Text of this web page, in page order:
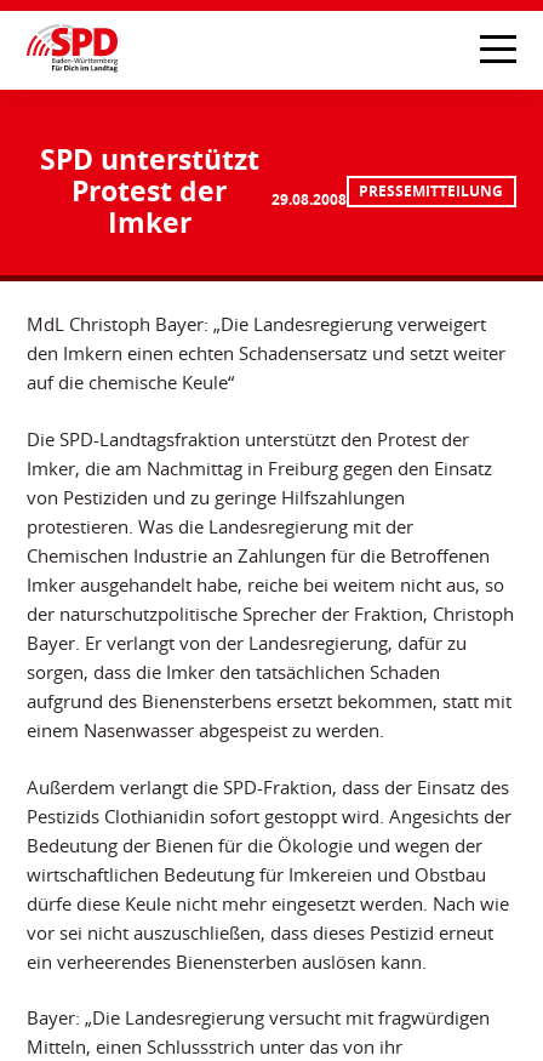
SPD unterstützt
Protest der
Imker
29.08.2008 PRESSEMITTEILUNG
MdL Christoph Bayer: „Die Landesregierung verweigert
den Imkern einen echten Schadensersatz und setzt weiter
auf die chemische Keule“
Die SPD-Landtagsfraktion unterstützt den Protest der
Imker, die am Nachmittag in Freiburg gegen den Einsatz
von Pestiziden und zu geringe Hilfszahlungen
protestieren. Was die Landesregierung mit der
Chemischen Industrie an Zahlungen für die Betroffenen
Imker ausgehandelt habe, reiche bei weitem nicht aus, so
der naturschutzpolitische Sprecher der Fraktion, Christoph
Bayer. Er verlangt von der Landesregierung, dafür zu
sorgen, dass die Imker den tatsächlichen Schaden
aufgrund des Bienensterbens ersetzt bekommen, statt mit
einem Nasenwasser abgespeist zu werden.
Außerdem verlangt die SPD-Fraktion, dass der Einsatz des
Pestizids Clothianidin sofort gestoppt wird. Angesichts der
Bedeutung der Bienen für die Ökologie und wegen der
wirtschaftlichen Bedeutung für Imkereien und Obstbau
dürfe diese Keule nicht mehr eingesetzt werden. Nach wie
vor sei nicht auszuschließen, dass dieses Pestizid erneut
ein verheerendes Bienensterben auslösen kann.
Bayer: „Die Landesregierung versucht mit fragwürdigen
Mitteln, einen Schlussstrich unter das von ihr